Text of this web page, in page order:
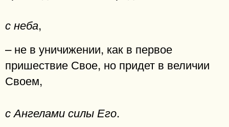
с неба,
– не в уничижении, как в первое
пришествие Свое, но придет в величии
Своем,
с Ангелами силы Его.